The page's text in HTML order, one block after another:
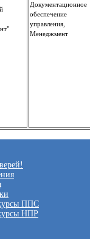
Документационное
обеспечение
управления,
Менеджмент
ППС
НПР